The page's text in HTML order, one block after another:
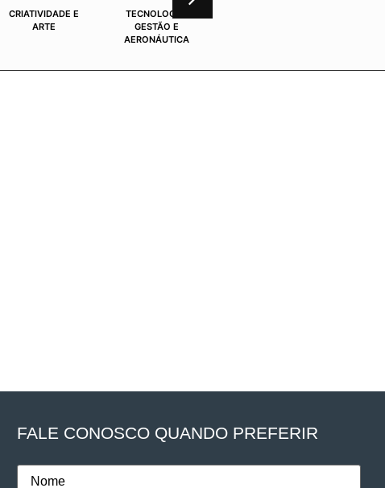
CRIATIVIDADE E
ARTE
TECNOLOGIA,
GESTÃO E
AERONÁUTICA
FALE CONOSCO QUANDO PREFERIR